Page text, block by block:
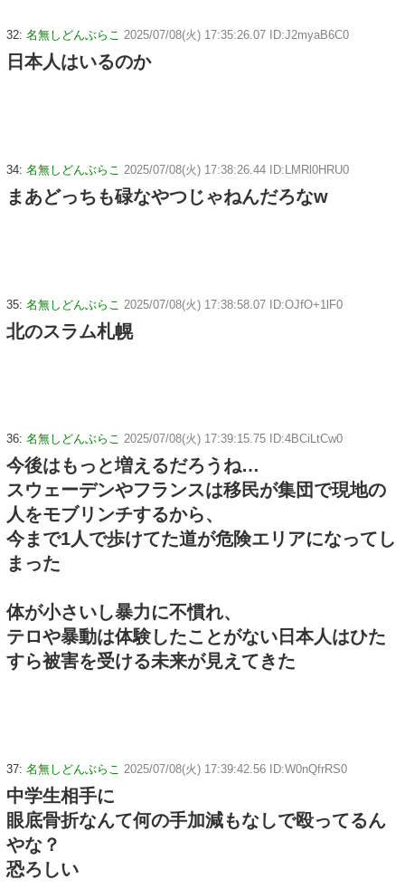
32: 名無しどんぶらこ 2025/07/08(火) 17:35:26.07 ID:J2myaB6C0
日本人はいるのか
34: 名無しどんぶらこ 2025/07/08(火) 17:38:26.44 ID:LMRl0HRU0
まあどっちも碌なやつじゃねんだろなw
35: 名無しどんぶらこ 2025/07/08(火) 17:38:58.07 ID:OJfO+1lF0
北のスラム札幌
36: 名無しどんぶらこ 2025/07/08(火) 17:39:15.75 ID:4BCiLtCw0
今後はもっと増えるだろうね…
スウェーデンやフランスは移民が集団で現地の
人をモブリンチするから、
今まで1人で歩けてた道が危険エリアになってし
まった
体が小さいし暴力に不慣れ、
テロや暴動は体験したことがない日本人はひた
すら被害を受ける未来が見えてきた
37: 名無しどんぶらこ 2025/07/08(火) 17:39:42.56 ID:W0nQfrRS0
中学生相手に
眼底骨折なんて何の手加減もなしで殴ってるん
やな？
恐ろしい